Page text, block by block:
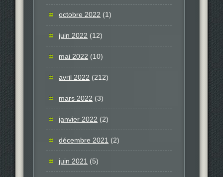
octobre 2022 (1)
juin 2022 (12)
mai 2022 (10)
avril 2022 (212)
mars 2022 (3)
janvier 2022 (2)
décembre 2021 (2)
juin 2021 (5)